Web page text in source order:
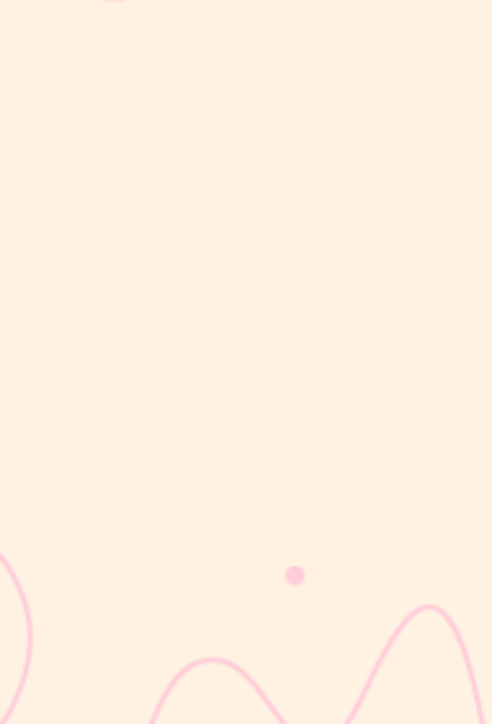
yang dimulai sejak bayi lahir hingga organ reproduksi kembali
seperti sebelum hamil. Selama masa ini, tubuh Moms akan
mengalami berbagai perubahan, mulai dari rahim yang berangsur